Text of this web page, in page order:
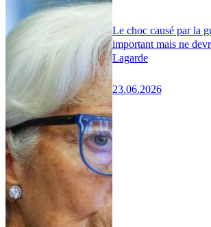
Le choc causé par la
important mais ne
Lagarde
23.06.2026